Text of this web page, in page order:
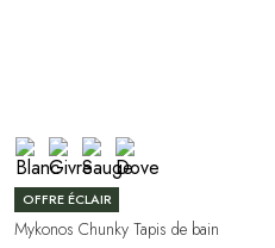
OFFRE ÉCLAIR
Mykonos Chunky Tapis de bain